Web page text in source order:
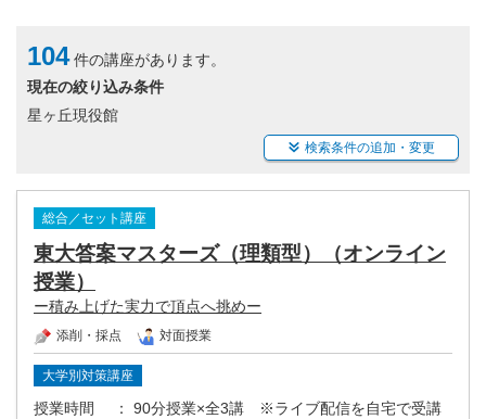
104件の講座があります。
現在の絞り込み条件
星ヶ丘現役館
検索条件の追加・変更
総合／セット講座
東大答案マスターズ（理類型）（オンライン
授業）
ー積み上げた実力で頂点へ挑めー
添削・採点 対面授業
大学別対策講座
授業時間
： 90分授業×全3講 ※ライブ配信を自宅で受講